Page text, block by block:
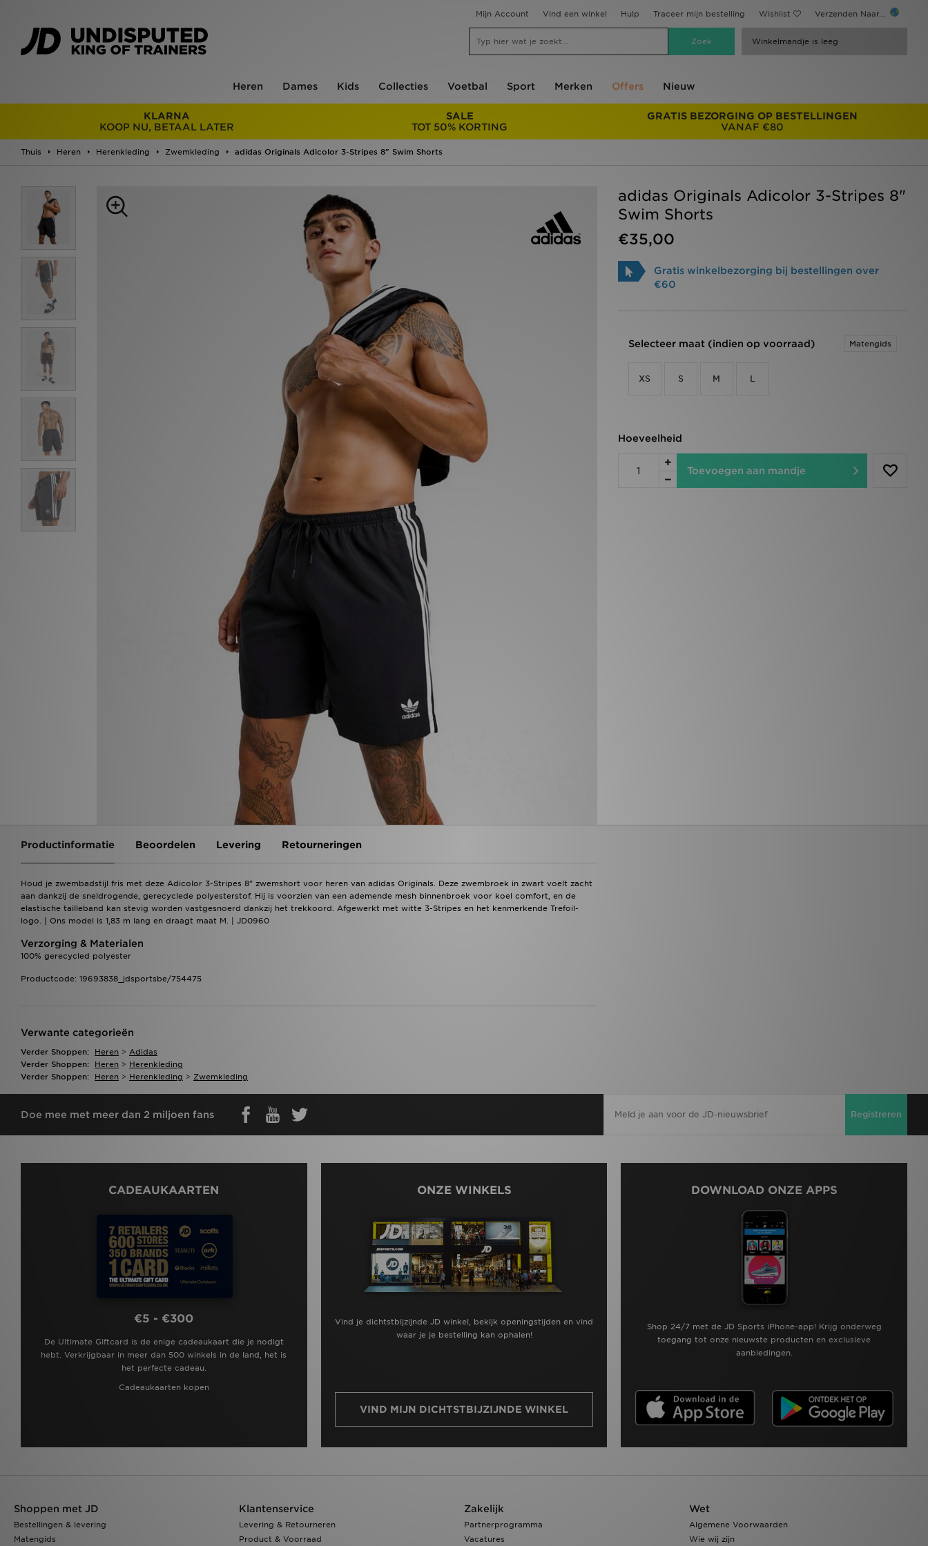
Mijn Account Vind een winkel Hulp Traceer mijn bestelling Wishlist Verzenden Naar...
Winkelmandje is leeg
Heren Dames Kids Collecties Voetbal Sport Merken Offers Nieuw
KLARNA
KOOP NU, BETAAL LATER
SALE
TOT 50% KORTING
GRATIS BEZORGING OP BESTELLINGEN
VANAF €80
Thuis Heren Herenkleding Zwemkleding adidas Originals Adicolor 3-Stripes 8" Swim Shorts
adidas Originals Adicolor 3-Stripes 8"
Swim Shorts
€35,00
Gratis winkelbezorging bij bestellingen over
€60
Selecteer maat (indien op voorraad) Matengids
XS S M L
Hoeveelheid
Toevoegen aan mandje
Productinformatie Beoordelen Levering Retourneringen
Houd je zwembadstijl fris met deze Adicolor 3-Stripes 8" zwemshort voor heren van adidas Originals. Deze zwembroek in zwart voelt zacht
aan dankzij de sneldrogende, gerecyclede polyesterstof. Hij is voorzien van een ademende mesh binnenbroek voor koel comfort, en de
elastische tailleband kan stevig worden vastgesnoerd dankzij het trekkoord. Afgewerkt met witte 3-Stripes en het kenmerkende Trefoil-
logo. | Ons model is 1,83 m lang en draagt maat M. | JD0960
Verzorging & Materialen
100% gerecycled polyester
Productcode: 19693838_jdsportsbe/754475
Verwante categorieën
Verder Shoppen: Heren > Adidas
Verder Shoppen:
Heren > Herenkleding
Verder Shoppen:
Heren > Herenkleding > Zwemkleding
Doe mee met meer dan 2 miljoen fans Registreren
CADEAUKAARTEN
€5 - €300
De Ultimate Giftcard is de enige cadeaukaart die je nodigt
hebt. Verkrijgbaar in meer dan 500 winkels in de land, het is
het perfecte cadeau.
Cadeaukaarten kopen
ONZE WINKELS
Vind je dichtstbijzijnde JD winkel, bekijk openingstijden en vind
waar je je bestelling kan ophalen!
VIND MIJN DICHTSTBIJZIJNDE WINKEL
DOWNLOAD ONZE APPS
Shop 24/7 met de JD Sports iPhone-app! Krijg onderweg
toegang tot onze nieuwste producten en exclusieve
aanbiedingen.
Shoppen met JD
Bestellingen & levering
Matengids
Klantenservice
Levering & Retourneren
Product & Voorraad
Zakelijk
Partnerprogramma
Vacatures
Wet
Algemene Voorwaarden
Wie wij zijn